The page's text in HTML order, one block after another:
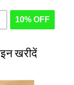
10% OFF
खरीदें